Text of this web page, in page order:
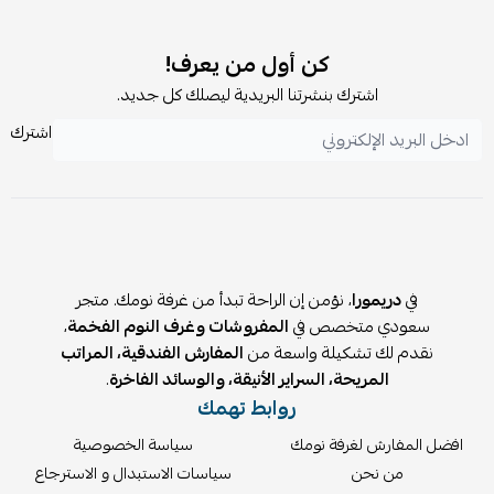
حشوة صيفية خفيفة (350 GSM بديل الحرير)
طباعة رقمية دقيقة بتصميم عصري
💤 المخدات:
كل احتياجاتك في باكج واحد بدون حيرة
أوفر من شراء كل قطعة بشكل منفصل
خصم إضافي 15% على البكج
جودة عالية واستثمار طويل المدى
توصيل وتركيب مجاني لجميع المناطق
مثالي للعرسان وتجهيز الشقق الجديدة
كن أول من يعرف!
اشترك بنشرتنا البريدية ليصلك كل جديد.
اشترك
فيدريمورا، نؤمن إن الراحة تبدأ من غرفة نومك. متجر
سعودي متخصص فيالمفروشات وغرف النوم الفخمة،
نقدم لك تشكيلة واسعة منالمفارش الفندقية، المراتب
المريحة، السراير الأنيقة، والوسائد الفاخرة.
روابط تهمك
افضل المفارش لغرفة نومك
من نحن
سياسة الخصوصية
سياسات الاستبدال و الاسترجاع